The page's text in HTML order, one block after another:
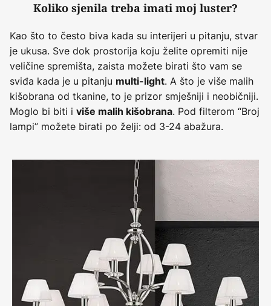
Koliko sjenila treba imati moj luster?
Kao što to često biva kada su interijeri u pitanju, stvar
je ukusa. Sve dok prostorija koju želite opremiti nije
veličine spremišta, zaista možete birati što vam se
sviđa kada je u pitanju multi-light. A što je više malih
kišobrana od tkanine, to je prizor smješniji i neobičniji.
Moglo bi biti i više malih kišobrana. Pod filterom “Broj
lampi” možete birati po želji: od 3-24 abažura.